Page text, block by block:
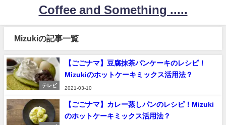
Coffee and Something .....
Mizukiの記事一覧
テレビ
【ごごナマ】豆腐抹茶パンケーキのレシピ！
Mizukiのホットケーキミックス活用法？
2021-03-10
【ごごナマ】カレー蒸しパンのレシピ！Mizuki
のホットケーキミックス活用法？